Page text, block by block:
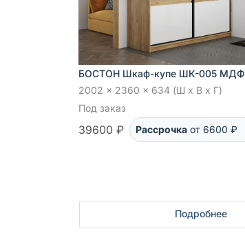
БОСТОН Шкаф-купе ШК-005 МДФ
2002 x 2360 x 634 (Ш x В x Г)
Под заказ
39600 ₽ Рассрочка от 6600 ₽
Подробнее